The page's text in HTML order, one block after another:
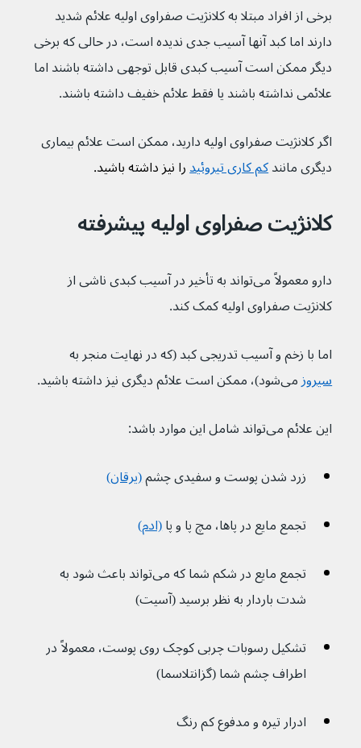
برخی از افراد مبتلا به کلانژیت صفراوی اولیه علائم شدید
دارند اما کبد آنها آسیب جدی ندیده است، در حالی که برخی
دیگر ممکن است آسیب کبدی قابل توجهی داشته باشند اما
علائمی نداشته باشند یا فقط علائم خفیف داشته باشند.
اگر کلانژیت صفراوی اولیه دارید، ممکن است علائم بیماری
دیگری مانند کم کاری تیروئید را نیز داشته باشید.
کلانژیت صفراوی اولیه پیشرفته
دارو معمولاً می‌تواند به تأخیر در آسیب کبدی ناشی از
کلانژیت صفراوی اولیه کمک کند.
اما با زخم و آسیب تدریجی کبد (که در نهایت منجر به
سیروز می‌شود)، ممکن است علائم دیگری نیز داشته باشید.
این علائم می‌تواند شامل این موارد باشد:
زرد شدن پوست و سفیدی چشم (یرقان)
تجمع مایع در پاها، مچ پا و پا (ادم)
تجمع مایع در شکم شما که می‌تواند باعث شود به
شدت باردار به نظر برسید (آسیت)
تشکیل رسوبات چربی کوچک روی پوست، معمولاً در
اطراف چشم شما (گزانتلاسما)
ادرار تیره و مدفوع کم رنگ